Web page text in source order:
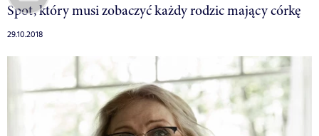
Spot, który musi zobaczyć każdy rodzic mający córkę
29.10.2018